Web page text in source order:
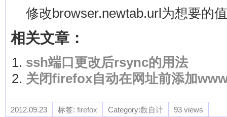
修改browser.newtab.url为想要的值
相关文章：
ssh端口更改后rsync的用法
关闭firefox自动在网址前添加
2012.09.23 标签: firefox Category:数自计 93 views